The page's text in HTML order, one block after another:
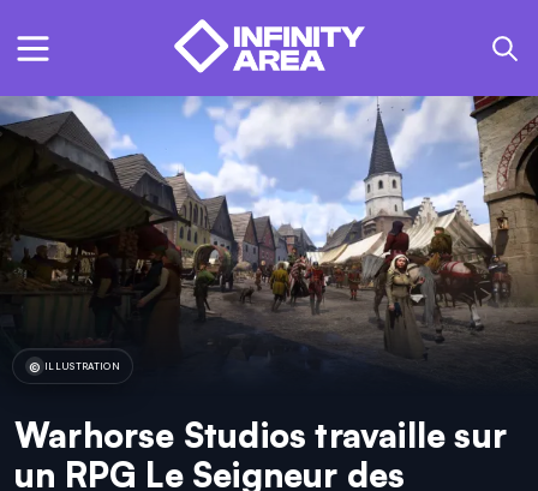
ILLUSTRATION
Warhorse Studios travaille sur
un RPG Le Seigneur des